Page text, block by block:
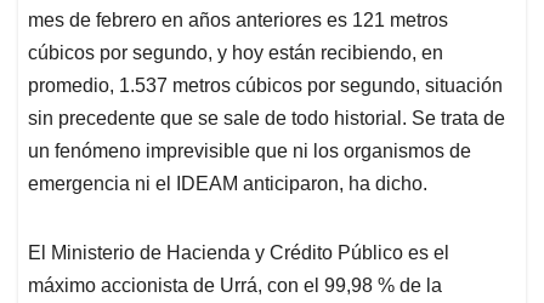
mes de febrero en años anteriores es 121 metros
cúbicos por segundo, y hoy están recibiendo, en
promedio, 1.537 metros cúbicos por segundo, situación
sin precedente que se sale de todo historial. Se trata de
un fenómeno imprevisible que ni los organismos de
emergencia ni el IDEAM anticiparon, ha dicho.
El Ministerio de Hacienda y Crédito Público es el
máximo accionista de Urrá, con el 99,98 % de la